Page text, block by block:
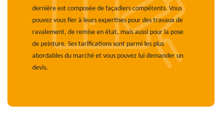
dernière est composée de façadiers compétents. Vous
pouvez vous fier à leurs expertises pour des travaux de
ravalement, de remise en état, mais aussi pour la pose
de peinture. Ses tarifications sont parmi les plus
abordables du marché et vous pouvez lui demander un
devis.